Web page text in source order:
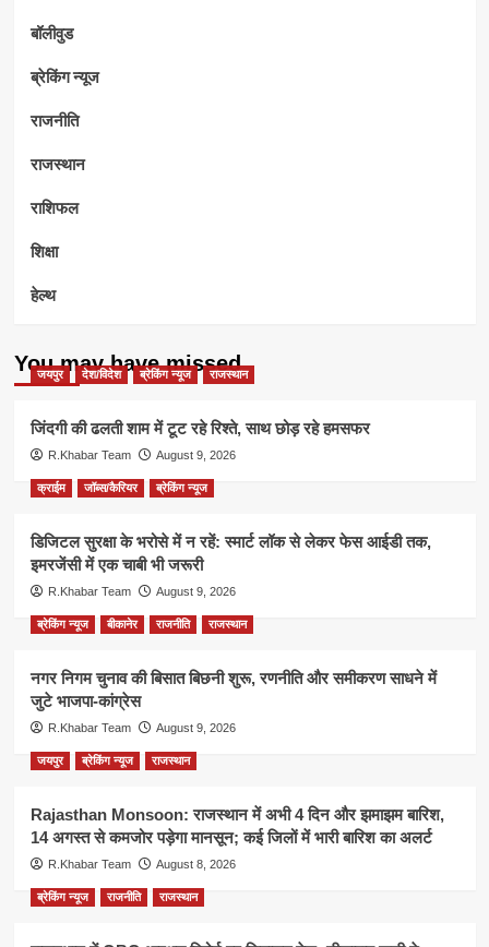
बॉलीवुड
ब्रेकिंग न्यूज
राजनीति
राजस्थान
राशिफल
शिक्षा
हेल्थ
You may have missed
जयपुर देश/विदेश ब्रेकिंग न्यूज राजस्थान
जिंदगी की ढलती शाम में टूट रहे रिश्ते, साथ छोड़ रहे हमसफर
R.Khabar Team August 9, 2026
क्राईम जॉब्स/कैरियर ब्रेकिंग न्यूज
डिजिटल सुरक्षा के भरोसे में न रहें: स्मार्ट लॉक से लेकर फेस आईडी तक,
इमरजेंसी में एक चाबी भी जरूरी
R.Khabar Team August 9, 2026
ब्रेकिंग न्यूज बीकानेर राजनीति राजस्थान
नगर निगम चुनाव की बिसात बिछनी शुरू, रणनीति और समीकरण साधने में
जुटे भाजपा-कांग्रेस
R.Khabar Team August 9, 2026
जयपुर ब्रेकिंग न्यूज राजस्थान
Rajasthan Monsoon: राजस्थान में अभी 4 दिन और झमाझम बारिश,
14 अगस्त से कमजोर पड़ेगा मानसून; कई जिलों में भारी बारिश का अलर्ट
R.Khabar Team August 8, 2026
ब्रेकिंग न्यूज राजनीति राजस्थान